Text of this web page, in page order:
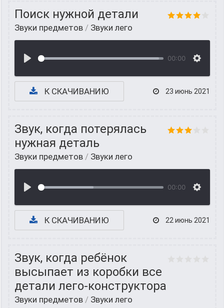
Поиск нужной детали
Звуки предметов / Звуки лего
00:00
К СКАЧИВАНИЮ 23 июнь 2021
Звук, когда потерялась
нужная деталь
Звуки предметов / Звуки лего
00:00
К СКАЧИВАНИЮ 22 июнь 2021
Звук, когда ребёнок
высыпает из коробки все
детали лего-конструктора
Звуки предметов / Звуки лего